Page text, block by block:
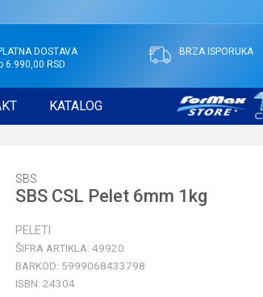
DOSTAVA
6.990,00 RSD
BRZA ISPORUKA
KATALOG
SBS
SBS CSL Pelet 6mm 1kg
PELETI
ŠIFRA ARTIKLA: 49920
BARKOD: 5999068433798
ISBN: 24304